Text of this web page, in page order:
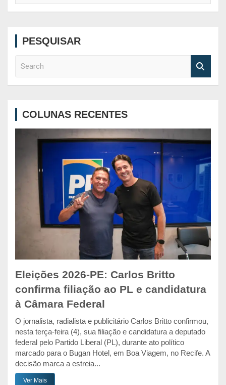
PESQUISAR
COLUNAS RECENTES
Eleições 2026-PE: Carlos Britto
confirma filiação ao PL e candidatura
à Câmara Federal
O jornalista, radialista e publicitário Carlos Britto confirmou,
nesta terça-feira (4), sua filiação e candidatura a deputado
federal pelo Partido Liberal (PL), durante ato político
marcado para o Bugan Hotel, em Boa Viagem, no Recife. A
decisão marca a estreia...
Ver Mais